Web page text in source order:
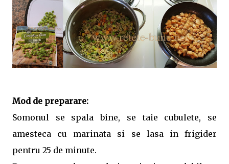
Mod de preparare:
Somonul se spala bine, se taie cubulete, se
amesteca cu marinata si se lasa in frigider
pentru 25 de minute.